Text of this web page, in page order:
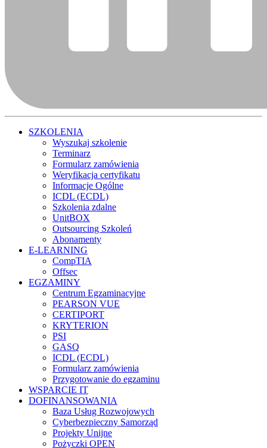
SZKOLENIA
Wyszukaj szkolenie
Terminarz
Formularz zamówienia
Weryfikacja certyfikatu
Informacje Ogólne
ICDL (ECDL)
Szkolenia zdalne
UnitBOX
Outsourcing Szkoleń
Abonamenty
E-LEARNING
CompTIA
Offsec
EGZAMINY
Centrum Egzaminacyjne
PEARSON VUE
CERTIPORT
KRYTERION
PSI
GASQ
ICDL (ECDL)
Formularz zamówienia
Przygotowanie do egzaminu
WSPARCIE IT
DOFINANSOWANIA
Baza Usług Rozwojowych
Cyberbezpieczny Samorząd
Projekty Unijne
Pożyczki OPEN